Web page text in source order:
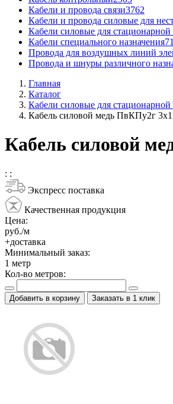
Кабели и провода связи3762
Кабели и провода силовые для
Кабели силовые для стационарной
Кабели специального назначения
Провода для воздушных линий
Провода и шнуры различного
Главная
Каталог
Кабели силовые для стационарной
Кабель силовой медь ПвКПу2г
Кабель силовой
: :
Экспресс поставка
Качественная продукция
Цена:
руб./м
+доставка
Минимальный заказ:
1 метр
Кол-во метров:
Добавить в корзину Заказать в 1 клик